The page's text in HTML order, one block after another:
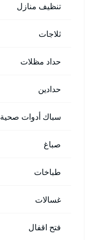
تنظيف منازل
ثلاجات
حداد مظلات
حدادين
سباك أدوات صحية
صباغ
طباخات
غسالات
فتح اقفال